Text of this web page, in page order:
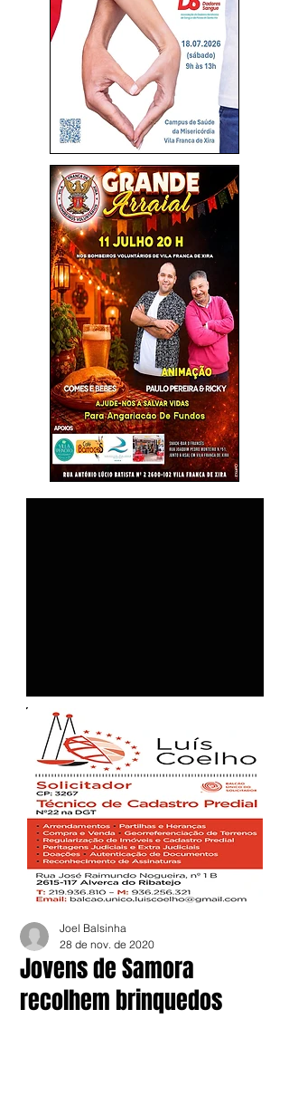
Jovens de Samora
recolhem brinquedos
Joel Balsinha
28 de nov. de 2020